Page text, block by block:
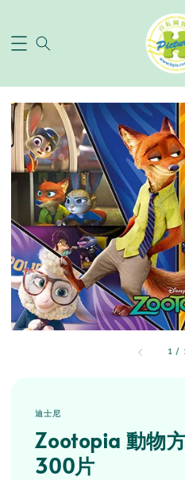
1 /
迪士尼
Zootopia 動物
300片